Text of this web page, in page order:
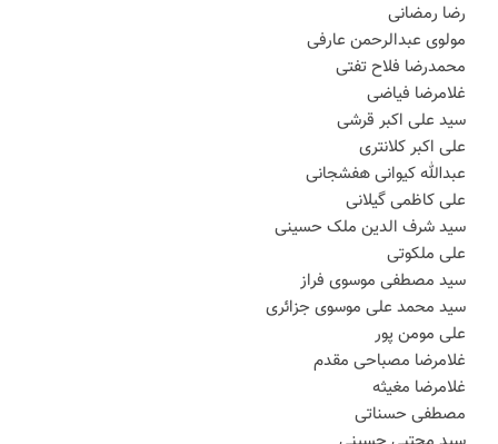
رضا رمضانی
مولوی عبدالرحمن عارفی
محمدرضا فلاح تفتی
غلامرضا فیاضی
سید علی اکبر قرشی
علی اکبر کلانتری
عبدالله کیوانی هفشجانی
علی کاظمی گیلانی
سید شرف الدین ملک حسینی
علی ملکوتی
سید مصطفی موسوی فراز
سید محمد علی موسوی جزائری
علی مومن پور
غلامرضا مصباحی مقدم
غلامرضا مغیثه
مصطفی حسناتی